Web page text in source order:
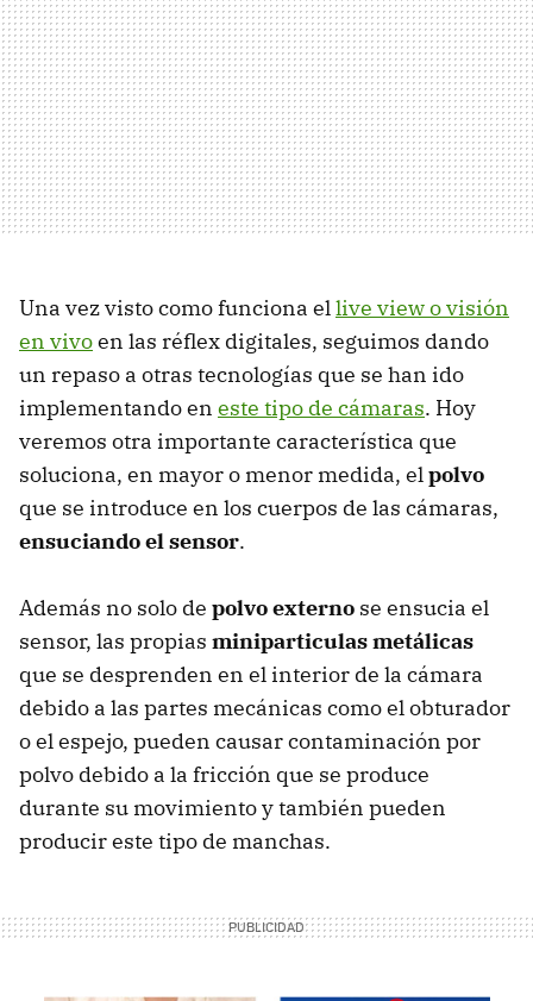
Una vez visto como funciona ellive view o visión
en vivoen las réflex digitales, seguimos dando
un repaso a otras tecnologías que se han ido
implementando en este tipo de cámaras. Hoy
veremos otra importante característica que
soluciona, en mayor o menor medida, elpolvo
que se introduce en los cuerpos de las cámaras,
ensuciando el sensor.
Además no solo de polvo externo se ensucia el
sensor, las propias miniparticulas metálicas
que se desprenden en el interior de la cámara
debido a las partes mecánicas como el obturador
o el espejo, pueden causar contaminación por
polvo debido a la fricción que se produce
durante su movimiento y también pueden
producir este tipo de manchas.